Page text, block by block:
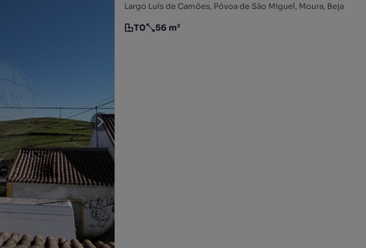
Largo Luís de Camões, Póvoa de São Miguel, Moura, Beja
Tipologia
T0
Preço por metro quadrado
56 m²